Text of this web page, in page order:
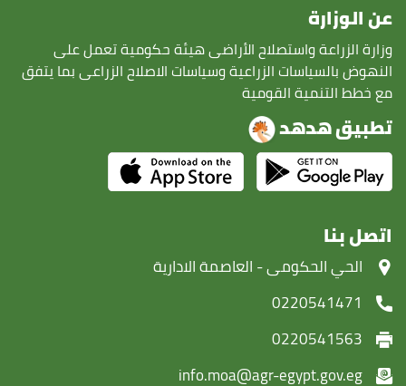
عن الوزارة
وزارة الزراعة واستصلاح الأراضى هيئة حكومية تعمل على
النهوض بالسياسات الزراعية وسياسات الاصلاح الزراعى بما يتفق
مع خطط التنمية القومية
تطبيق هدهد
اتصل بنا
‏الحي الحكومى - العاصمة الادارية
0220541471
0220541563
info.moa@agr-egypt.gov.eg